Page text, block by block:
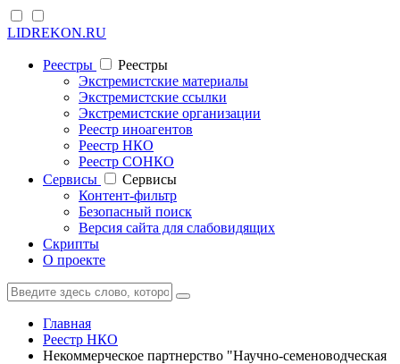
LIDREKON.RU
Реестры
Реестры
Экстремистские материалы
Экстремистские ссылки
Экстремистские организации
Реестр иноагентов
Реестр НКО
Реестр СОНКО
Cервисы
Cервисы
Контент-фильтр
Безопасный поиск
Версия сайта для слабовидящих
Скрипты
О проекте
Главная
Реестр НКО
Некоммерческое партнерство "Научно-семеноводческая